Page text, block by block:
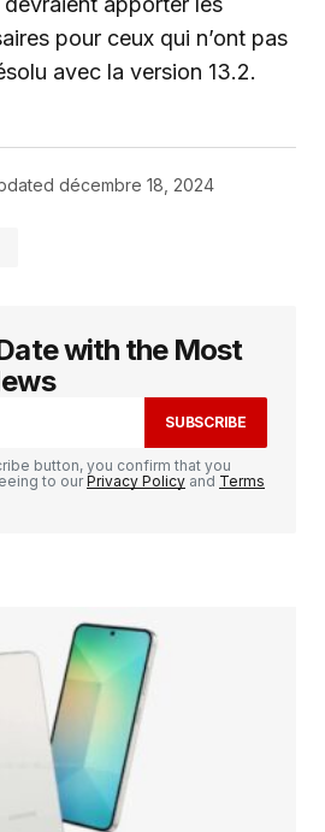
pour ceux qui n’ont pas
avec la version 13.2.
décembre 18, 2024
ne sera pas publiée. Les
sont indiqués avec
nom, mon e-mail et mon
pour mon prochain
with the Most
SUBSCRIBE
button, you confirm that you
to ourPrivacy Policy and Terms